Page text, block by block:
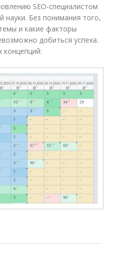
SEO-специалистом
науки. Без понимания того,
и какие факторы
добиться успеха.
концепций: